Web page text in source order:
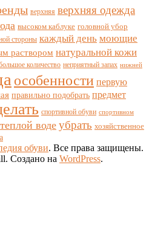
верхняя верхняя одежда
высоком каблуке головной убор
стороны каждый день моющие
раствором натуральной кожи
количество неприятный запах нижней
особенности первую
правильно подобрать предмет
спортивной обуви спортивном
теплой воде убрать хозяйственное
обуви. Все права защищены.
Создано на WordPress.